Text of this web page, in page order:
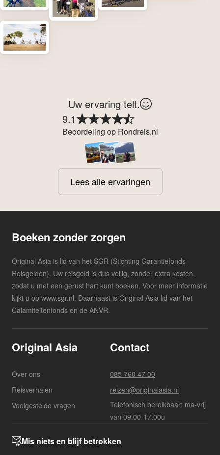
Uw ervaring telt.
9.1
Beoordeling op Rondreis.nl
Lees alle ervaringen
Boeken zonder zorgen
Original Asia is lid van het SGR (Stichting Garantiefonds
Reisgelden). Uw reisgeld is dus veilig, zonder extra kosten,
zodat u met een gerust hart kunt boeken. Voor meer informatie
kijkt u op www.sgr.nl. Daarnaast is Original Asia lid van het
Calamiteitenfonds en de ANVR.
Original Asia
Over ons
Reisverhalen
Veelgestelde vragen
Contact
085 760 47 00
reizen@originalasia.nl
Telefonisch bereikbaar: ma-vrij
van 09.00-17.00u
Mis niets en blijf betrokken